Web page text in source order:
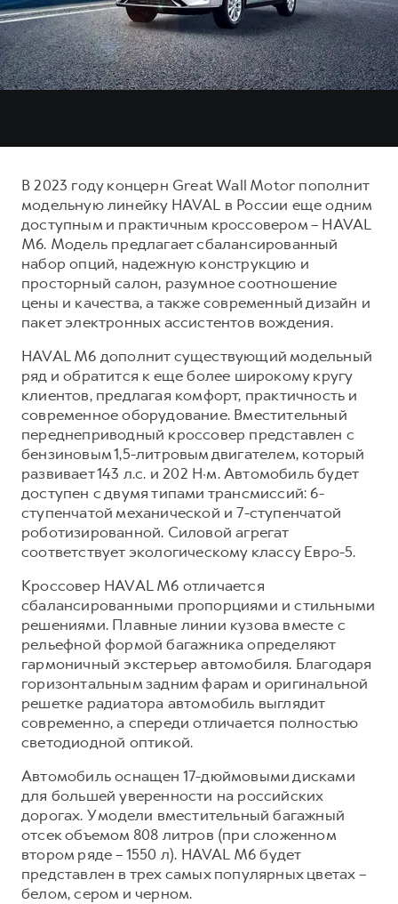
DARGO
от 3 199 000 ₽
DARGO X
от 3 499 000 ₽
F7
от 2 899 000 ₽ от 3 599 000 ₽
POER
от 3 449 000 ₽
Тест-драйв
Трейд-ин
Кредитный калькулятор
Кредит
КОРПОРАТИВНЫМ КЛИЕНТАМ
Для малого бизнеса
Корпоративным клиентам
Система управления автопарком
Сервис для корпоративных клиентов
HAVAL Лизинг
АКСЕССУАРЫ HAVAL
Автомобильные аксессуары
Коллекция CITY
Коллекция Детская
СЕРВИСНОЕ ОБСЛУЖИВАНИЕ
Нулевое ТО
Программа «Помощь на дороге»
Электронный ПТС
ПОДДЕРЖКА
GWM Безопасность
Гарантия HAVAL
Мобильное приложение GWM
Программа «HAVAL Защита+»
Подписки
АКСЕССУАРЫ HAVAL
Автомобильные аксессуары
Коллекция CITY
Коллекция Базовая
Коллекция Детская
О дилере
Наша команда
Контакты
В 2023 году концерн Great Wall Motor пополнит
модельную линейку HAVAL в России еще одним
доступным и практичным кроссовером – HAVAL
M6. Модель предлагает сбалансированный
набор опций, надежную конструкцию и
просторный салон, разумное соотношение
цены и качества, а также современный дизайн и
пакет электронных ассистентов вождения.
HAVAL M6 дополнит существующий модельный
ряд и обратится к еще более широкому кругу
клиентов, предлагая комфорт, практичность и
современное оборудование. Вместительный
переднеприводный кроссовер представлен с
бензиновым 1,5-литровым двигателем, который
развивает 143 л.с. и 202 Н·м. Автомобиль будет
доступен с двумя типами трансмиссий: 6-
ступенчатой механической и 7-ступенчатой
роботизированной. Силовой агрегат
соответствует экологическому классу Евро-5.
Кроссовер HAVAL M6 отличается
сбалансированными пропорциями и стильными
решениями. Плавные линии кузова вместе с
рельефной формой багажника определяют
гармоничный экстерьер автомобиля. Благодаря
горизонтальным задним фарам и оригинальной
решетке радиатора автомобиль выглядит
современно, а спереди отличается полностью
светодиодной оптикой.
Автомобиль оснащен 17-дюймовыми дисками
для большей уверенности на российских
дорогах. У модели вместительный багажный
отсек объемом 808 литров (при сложенном
втором ряде – 1550 л). HAVAL M6 будет
представлен в трех самых популярных цветах –
белом, сером и черном.